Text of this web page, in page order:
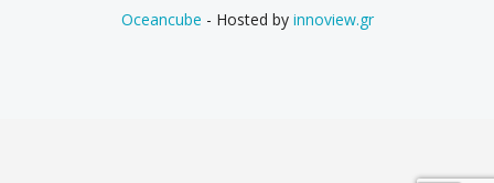
Oceancube - Hosted by innoview.gr